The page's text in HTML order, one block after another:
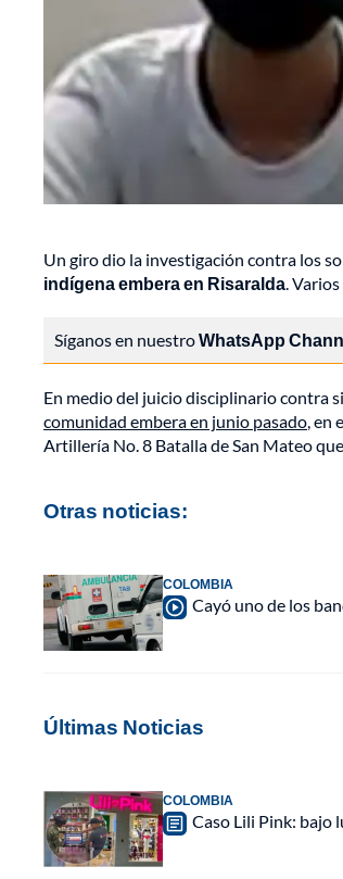
Un giro dio la investigación contra los
indígena embera en Risaralda.
Síganos en nuestroWhatsApp
En medio del juicio disciplinario contra
comunidad embera en junio pasado, en
Artillería No. 8 Batalla de San Mateo
Otras noticias:
COLOMBIA
Cayó uno de los
Últimas Noticias
COLOMBIA
Caso Lili Pink: bajo